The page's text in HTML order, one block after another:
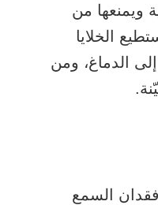
ويمنعها من
الخلايا
الدماغ، ومن
السمع